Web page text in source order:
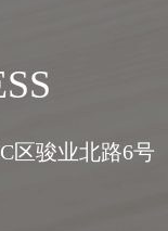
区骏业北路6号